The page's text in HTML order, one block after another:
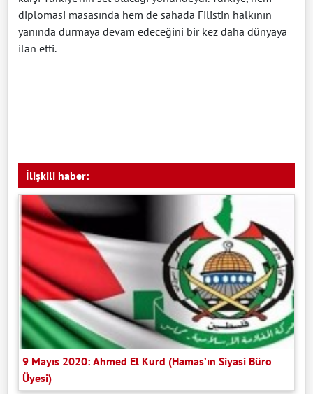
diplomasi masasında hem de sahada Filistin halkının
yanında durmaya devam edeceğini bir kez daha dünyaya
ilan etti.
İlişkili haber:
9 Mayıs 2020: Ahmed El Kurd (Hamas’ın Siyasi Büro
Üyesi)